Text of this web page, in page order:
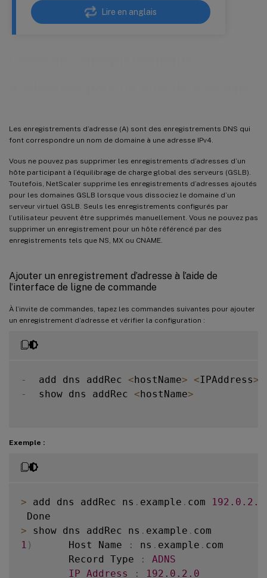
Lire en anglais
Les enregistrements d’adresse (A) sont des enregistrements DNS qui
font correspondre un nom de domaine à une adresse IPv4.
Vous ne pouvez pas supprimer les enregistrements d’adresses d’un
hôte participant à l’équilibrage de charge global des serveurs (GSLB).
Toutefois, NetScaler supprime les enregistrements d’adresses ajoutés
pour les domaines GSLB lorsque vous dissociez le domaine d’un
serveur virtuel GSLB. Seuls les enregistrements configurés par
l’utilisateur peuvent être supprimés manuellement. Vous ne pouvez pas
supprimer un enregistrement pour un hôte référencé par des
enregistrements tels que NS, MX ou CNAME.
Ajouter un enregistrement d’adresse à l’aide de
l’interface de ligne de commande
À l’invite de commandes, tapez les commandes suivantes pour ajouter
un enregistrement d’adresse et vérifier la configuration :
-
  add dns addRec
<hostName> <IPAddress>
-
  show dns addRec
<hostName>
Exemple :
> add dns addRec ns . example . com 192.0 .2 .0
> show dns addRec ns . example .
1 )
      Host Name
: ns . example . com
        Record Type
:
ADNS
IP Address : 192.0 .2 .0